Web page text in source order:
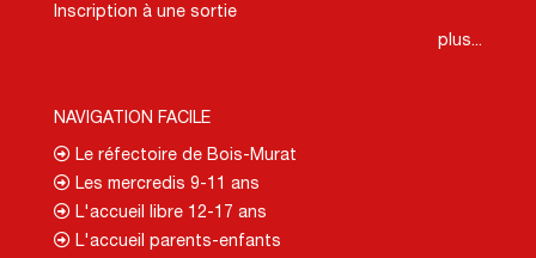
Inscription à une sortie
plus...
NAVIGATION FACILE
Le réfectoire de Bois-Murat
Les mercredis 9-11 ans
L'accueil libre 12-17 ans
L'accueil parents-enfants